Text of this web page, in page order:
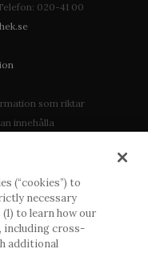
020-41 00
som riktar
innehålla
observera
som
rättslig
användning i
(“cookies”) to
necessary
to learn how our
including cross-
additional